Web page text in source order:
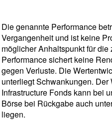
Die genannte Performance
Vergangenheit und ist keine
möglicher Anhaltspunkt für
Performance sichert keine
gegen Verluste. Die
unterliegt Schwankungen. Der
Infrastructure Fonds kann bei
Börse bei Rückgabe auch
liegen.